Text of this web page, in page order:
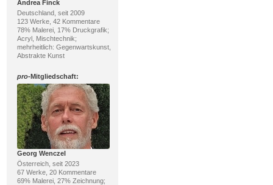
Andrea Finck
Deutschland, seit 2009
123 Werke, 42 Kommentare
78% Malerei, 17% Druckgrafik;
Acryl, Mischtechnik;
mehrheitlich: Gegenwartskunst,
Abstrakte Kunst
pro-Mitgliedschaft:
Georg Wenczel
Österreich, seit 2023
67 Werke, 20 Kommentare
69% Malerei, 27% Zeichnung;